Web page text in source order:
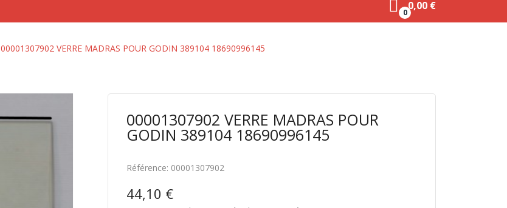
0
0,00 €
00001307902 VERRE MADRAS POUR GODIN 389104 18690996145
00001307902 VERRE MADRAS POUR
GODIN 389104 18690996145
Référence: 00001307902
44,10 €